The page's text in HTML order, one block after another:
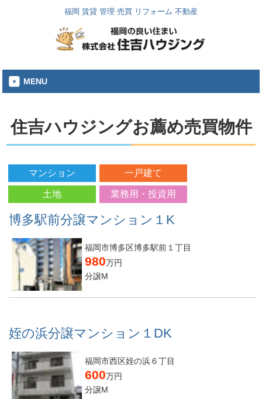
福岡 賃貸 管理 売買 リフォーム 不動産
MENU
住吉ハウジングお薦め売買物件
マンション 一戸建て
土地 業務用・投資用
博多駅前分譲マンション１K
福岡市博多区博多駅前１丁目
980万円
分譲M
姪の浜分譲マンション１DK
福岡市西区姪の浜６丁目
600万円
分譲M